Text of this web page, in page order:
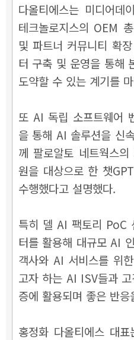
다올티에스는 미디어
테크놀로지스의 OEM
및 파트너 커뮤니티 확
터 구축 및 운영을 통해
도약할 수 있는 계기를
또 AI 독립 소프트웨어
을 통해 AI 솔루션을 신
께 팔로알토 네트웍스
원을 대상으로 한 챗
수행했다고 설명했다.
특히 델 AI 팩토리 PoC
터를 활용해 대규모 AI
객사와 AI 서비스를 위
고자 하는 AI ISV들과
증에 활용되며 좋은 반
홍정화 다올티에스 대